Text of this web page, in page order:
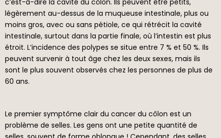
légèrement au-dessus de la muqueuse intestinale, plus ou
moins gros, avec ou sans pétiole, ce qui rétrécit la cavité
intestinale, surtout dans la partie finale, où l’intestin est plus
étroit. L’incidence des polypes se situe entre 7 % et 50 %. Ils
peuvent survenir à tout âge chez les deux sexes, mais ils
sont le plus souvent observés chez les personnes de plus de
60 ans.
Le premier symptôme clair du cancer du côlon est un
problème de selles. Les gens ont une petite quantité de